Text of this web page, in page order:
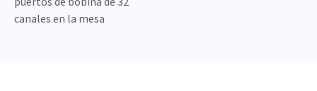
canales en la mesa